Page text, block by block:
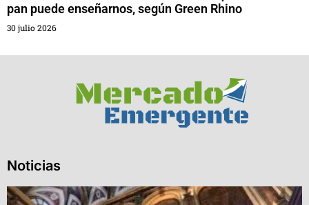
pan puede enseñarnos, según Green Rhino
30 julio 2026
Noticias